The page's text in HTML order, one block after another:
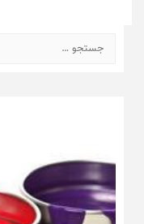
جستجو
برای: